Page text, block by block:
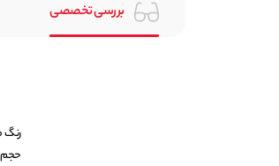
بررسی تخصصی
حجم 60 میل محصول کشور اسپانیا می باشد.